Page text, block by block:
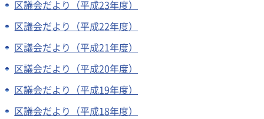
区議会だより（平成23年度）
区議会だより（平成22年度）
区議会だより（平成21年度）
区議会だより（平成20年度）
区議会だより（平成19年度）
区議会だより（平成18年度）